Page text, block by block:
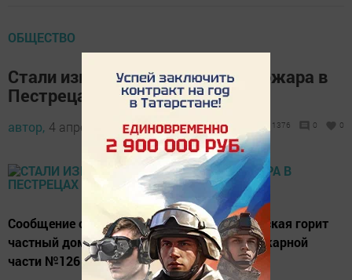
ОБЩЕСТВО
Стали известны подробности пожара в
Пестрецах
автор, 4 апреля 2017 - 04:07 1376 0 0
Сообщение о том, что на улице Комсомольская горит
частный дом, поступило на пульт связи пожарной
части №126 в 12.34.